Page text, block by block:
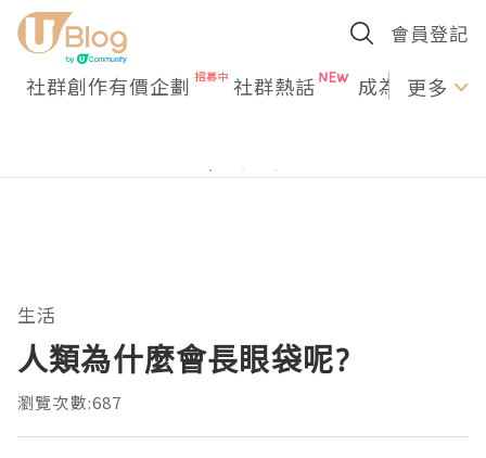
會員登記
社群創作有價企劃 社群熱話 成為U更多
生活
人類為什麼會長眼袋呢?
瀏覽次數:687